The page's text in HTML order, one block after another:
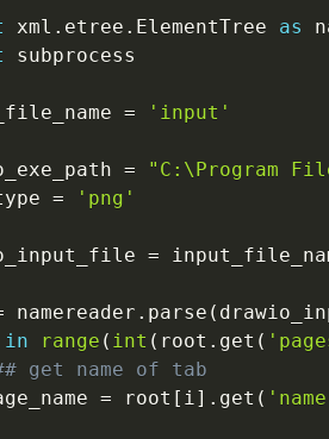
xml . etree . ElementTree as
subprocess
= 'input'
=
"C:\Program
= 'png'
=
namereader . parse (
in range ( int ( root . get (
get name of tab
= root [ i ] . get (